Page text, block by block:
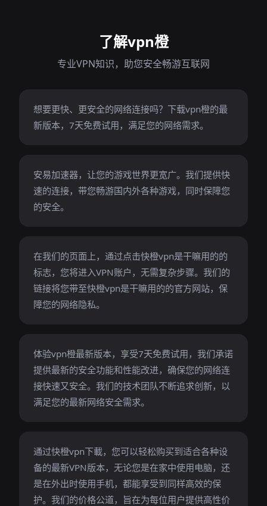
了解vpn橙
专业VPN知识，助您安全畅游互联网
想要更快、更安全的网络连接吗？下载vpn橙的最
新版本，7天免费试用，满足您的网络需求。
安易加速器，让您的游戏世界更宽广。我们提供快
速的连接，带您畅游国内外各种游戏，同时保障您
的安全。
在我们的页面上，通过点击快橙vpn是干嘛用的的
标志，您将进入VPN账户，无需复杂步骤。我们的
链接将您带至快橙vpn是干嘛用的的官方网站，保
障您的网络隐私。
体验vpn橙最新版本，享受7天免费试用，我们承诺
提供最新的安全功能和性能改进，确保您的网络连
接快速又安全。我们的技术团队不断追求创新，以
满足您的最新网络安全需求。
通过快橙vpn下載，您可以轻松购买到适合各种设
备的最新VPN版本，无论您是在家中使用电脑，还
是在外出时使用手机，都能享受到同样高效的保
护。我们的价格公道，旨在为每位用户提供高性价